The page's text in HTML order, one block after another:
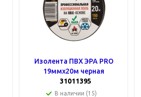
Изолента ПВХ ЭРА PRO
19ммх20м черная
31011395
В наличии (15)